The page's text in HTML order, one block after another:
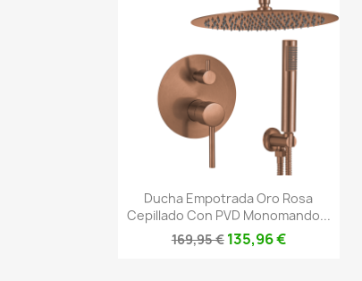
Vista rápida
Ducha Empotrada Oro Rosa
Cepillado Con PVD Monomando...
169,95 € 135,96 €